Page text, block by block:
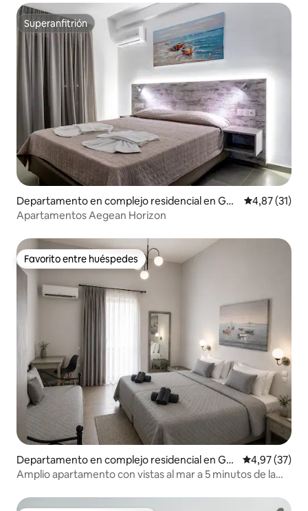
Superanfitrión
Superanfitrión
Departamento en complejo residencial en Gen
nadi
Calificación
4,87 (31)
Apartamentos Aegean Horizon
Favorito entre huéspedes
Favorito entre huéspedes
Departamento en complejo residencial en Ge
nnadi
Calificación
4,97 (37)
Amplio apartamento con vistas al mar a 5 minutos de la